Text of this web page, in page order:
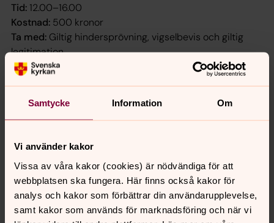
Samtycke Information Om
Vi använder kakor
Vissa av våra kakor (cookies) är nödvändiga för att
webbplatsen ska fungera. Här finns också kakor för
analys och kakor som förbättrar din användarupplevelse,
samt kakor som används för marknadsföring och när vi
Tid: 12.00–16.00
Kostnad: 500 kronor
Ta med: Giltig hindersprövning, vigselbevis och giltig
legitimation
Ansök om hindersprövning i god tid och läs
mer hos Skatteverket
Äktenskap - Skatteverket
Plats och arrangör
Plats
Högbo kyrka eller Lusthuset
Arrangörer